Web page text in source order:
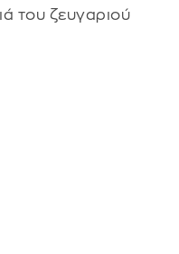
του ζευγαριού